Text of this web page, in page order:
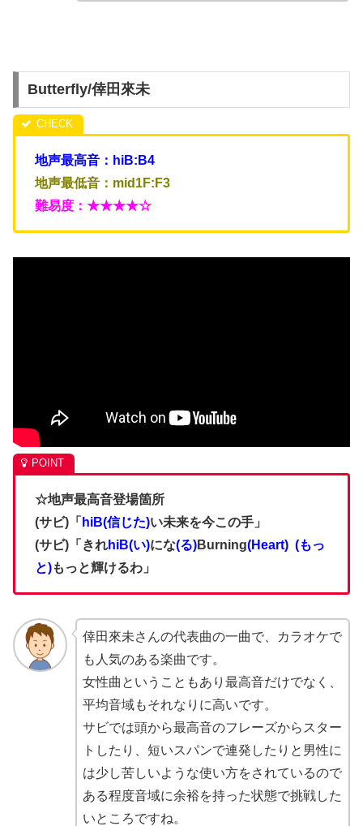
Butterfly/倖田來未
地声最高音：hiB:B4
地声最低音：mid1F:F3
難易度：★★★★☆
☆地声最高音登場箇所
(サビ)「 hiB(信じた)い未来を今この手」
(サビ)「きれhiB(い)にな(る)Burning(Heart) (もっ
と)もっと輝けるわ」
倖田來未さんの代表曲の一曲で、カラオケで
も人気のある楽曲です。
女性曲ということもあり最高音だけでなく、
平均音域もそれなりに高いです。
サビでは頭から最高音のフレーズからスター
トしたり、短いスパンで連発したりと男性に
は少し苦しいような使い方をされているので
ある程度音域に余裕を持った状態で挑戦した
いところですね。